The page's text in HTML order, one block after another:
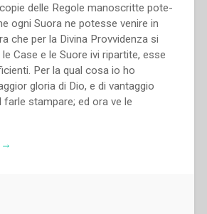
delle Regole manoscritte pote­
ogni Suora ne po­tesse venire in
che per la Divina Provvidenza si
Case e le Suore ivi ripartite, esse
Per la qual cosa io ho
gloria di Dio, e di vantaggio
farle stampare; ed ora ve le
“Giovanni
→